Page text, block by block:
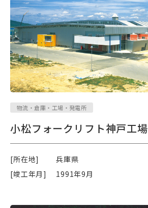
物流・倉庫・工場・発電所
小松フォークリフト神戸工場
[所在地]
兵庫県
[竣工年月]
1991年9月